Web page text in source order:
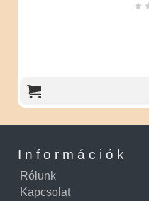
Információk
Rólunk
Kapcsolat